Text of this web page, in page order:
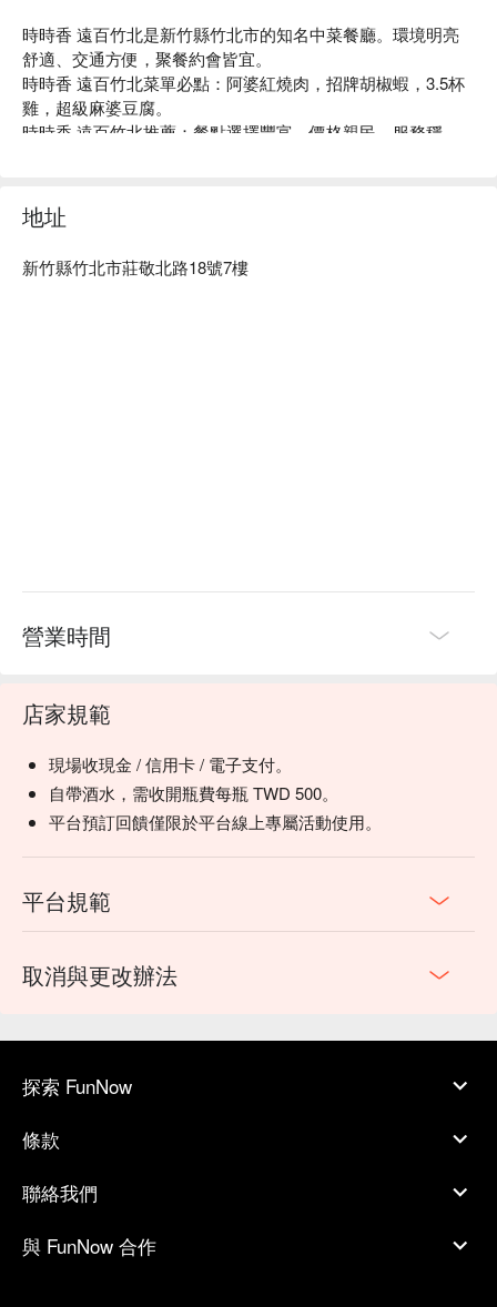
時時香 遠百竹北是新竹縣竹北市的知名中菜餐廳。環境明亮
舒適、交通方便，聚餐約會皆宜。
時時香 遠百竹北菜單必點：阿婆紅燒肉，招牌胡椒蝦，3.5杯
雞，超級麻婆豆腐。
時時香 遠百竹北推薦：餐點選擇豐富，價格親民，服務穩
地址
新竹縣竹北市莊敬北路18號7樓
營業時間
店家規範
現場收現金 / 信用卡 / 電子支付。
自帶酒水，需收開瓶費每瓶 TWD 500。
平台預訂回饋僅限於平台線上專屬活動使用。
平台規範
取消與更改辦法
探索 FunNow
條款
聯絡我們
與 FunNow 合作